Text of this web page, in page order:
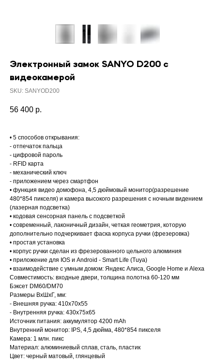
Электронный замок SANYO D200 c
видеокамерой
SKU: SANYOD200
56 400 р.
• 5 способов открывания:
- отпечаток пальца
- цифровой пароль
- RFID карта
- механический ключ
- приложением через смартфон
• функция видео домофона, 4,5 дюймовый монитор(разрешение
480*854 пикселя) и камера высокого разрешения с ночным видением
(лазерная подсветка)
• кодовая сенсорная панель с подсветкой
• современный, лаконичный дизайн, четкая геометрия, которую
дополнительно подчеркивает фаска корпуса ручки (фрезеровка)
• простая установка
• корпус ручки сделан из фрезерованного цельного алюминия
• приложение для IOS и Android - Smart Life (Tuya)
• взаимодействие с умным домом: Яндекс Алиса, Google Home и Alexa
Совместимость: входные двери, толщина полотна 60-120 мм
Бэксет DM60/DM70
Размеры ВхШхГ, мм:
- Внешняя ручка: 410х70х55
- Внутренняя ручка: 430х75х65
Источник питания: аккумулятор 4200 mAh
Внутренний монитор: IPS, 4,5 дюйма, 480*854 пикселя
Камера: 1 млн. пикс
Материал: алюминиевый сплав, сталь, пластик
Цвет: черный матовый, глянцевый